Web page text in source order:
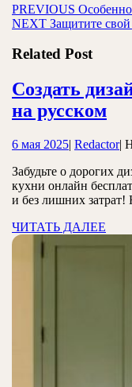
Навигация
по
записям
PREVIOUS
запись:
NEXT Следующая
Защитите
Related Post
Создать
на русском
6 мая 20256
2025
| Redactor|
Забудьте о дорогих
кухни онлайн
и без лишних затрат!
ЧИТАТЬ ДАЛЕЕ